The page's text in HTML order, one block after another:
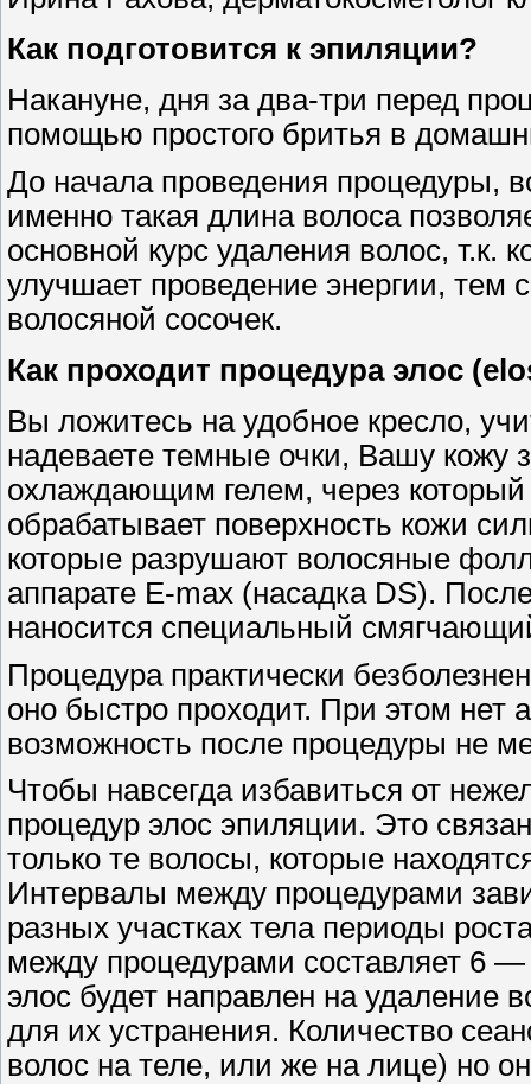
Как подготовится к эпиляции?
Накануне, дня за два-три перед
помощью простого бритья в
До начала проведения процедуры,
именно такая длина волоса
основной курс удаления волос, т.к.
улучшает проведение энергии,
волосяной сосочек.
Как проходит процедура элос
Вы ложитесь на удобное кресло,
надеваете темные очки, Вашу
охлаждающим гелем, через
обрабатывает поверхность кожи
которые разрушают волосяные
аппарате E-max (насадка DS).
наносится специальный
Процедура практически
оно быстро проходит. При этом нет
возможность после процедуры не
Чтобы навсегда избавиться от
процедур элос эпиляции. Это
только те волосы, которые
Интервалы между процедурами
разных участках тела периоды
между процедурами составляет 6
элос будет направлен на удаление
для их устранения. Количество
волос на теле, или же на лице) но